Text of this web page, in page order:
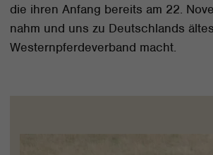
die ihren Anfang bereits am 22.
nahm und uns zu Deutschlands
Westernpferdeverband macht.